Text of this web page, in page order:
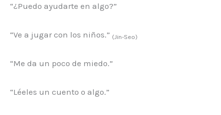
“¿Puedo ayudarte en algo?”
“Ve a jugar con los niños.” (Jin-Seo)
“Me da un poco de miedo.”
“Léeles un cuento o algo.”